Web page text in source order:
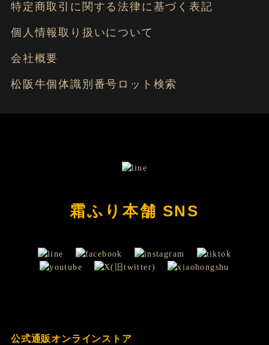
特定商取引に関する法律に基づく表記
個人情報取り扱いについて
会社概要
松阪牛個体識別番号ロット検索
霜ふり本舗 SNS
公式通販オンラインストア